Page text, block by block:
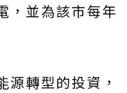
，並為該市每年
轉型的投資，